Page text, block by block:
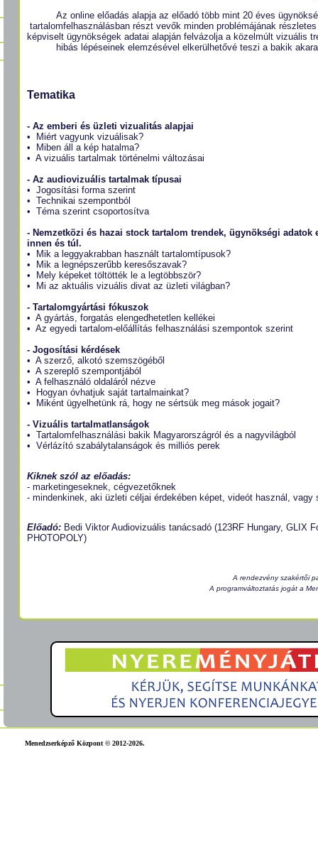
Az online előadás alapja az előadó több mint 20 éves
tartalomfelhasználásban részt vevők minden problémájának
képviselt ügynökségek adatai alapján felvázolja a közelmúlt vizuális
hibás lépéseinek elemzésével elkerülhetővé teszi a bakik
Tematika
- Az emberi és üzleti vizualitás alapjai
• Miért vagyunk vizuálisak?
• Miben áll a kép hatalma?
• A vizuális tartalmak történelmi változásai
- Az audiovizuális tartalmak típusai
• Jogosítási forma szerint
• Technikai szempontból
• Téma szerint csoportosítva
- Nemzetközi és hazai stock tartalom trendek, ügynökségi adatok
innen és túl.
• Mik a leggyakrabban használt tartalomtípusok?
• Mik a legnépszerűbb keresőszavak?
• Mely képeket töltötték le a legtöbbször?
• Mi az aktuális vizuális divat az üzleti világban?
- Tartalomgyártási fókuszok
• A gyártás, forgatás elengedhetetlen kellékei
• Az egyedi tartalom-előállítás felhasználási szempontok szerint
- Jogosítási kérdések
• A szerző, alkotó szemszögéből
• A szereplő szempontjából
• A felhasználó oldaláról nézve
• Hogyan óvhatjuk saját tartalmainkat?
• Miként ügyelhetünk rá, hogy ne sértsük meg mások jogait?
- Vizuális tartalmatlanságok
• Tartalomfelhasználási bakik Magyarországról és a nagyvilágból
• Vérlázító szabálytalanságok és milliós perek
Kiknek szól az előadás:
- marketingeseknek, cégvezetőknek
- mindenkinek, aki üzleti céljai érdekében képet, videót használ, vagy
Előadó: Bedi Viktor Audiovizuális tanácsadó (123RF Hungary, GLIX
PHOTOPOLY)
A rendezvény szakértői
A programváltoztatás jogát a
Menedzserképző Központ © 2012-2026.